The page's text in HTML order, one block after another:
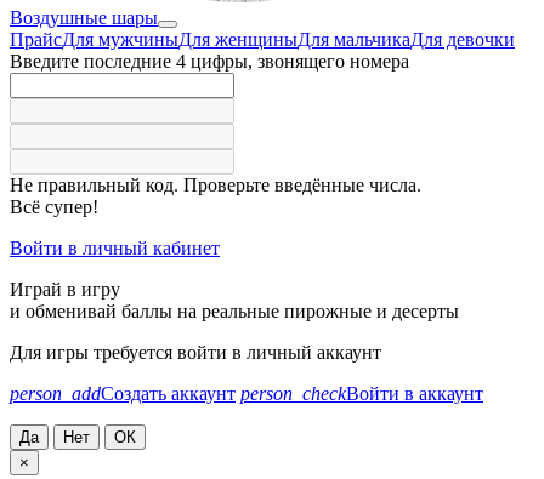
Воздушные шары
ПрайсДля мужчиныДля женщиныДля мальчикаДля девочки
Введите последние 4 цифры, звонящего номера
Не правильный код. Проверьте введённые числа.
Всё супер!
Войти в личный кабинет
Играй в игру
и обменивай баллы на реальные пирожные и десерты
Для игры требуется войти в личный аккаунт
person_addСоздать аккаунт person_checkВойти в аккаунт
Да Нет
ОК
×